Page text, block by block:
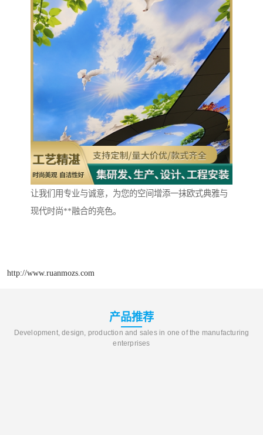
让我们用专业与诚意，为您的空间增添一抹欧式典雅与
现代时尚**融合的亮色。
http://www.ruanmozs.com
产品推荐
Development, design, production and sales in one of the manufacturing
enterprises